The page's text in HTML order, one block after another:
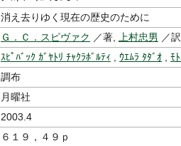
消え去りゆく現在の歴史のために
Ｇ．Ｃ．スピヴァク ／著, 上村忠男 ／
ｽﾋﾟﾊﾞｯｸ ｶﾞﾔﾄﾘ ﾁｬｸﾗﾎﾞﾙﾃｨ ｳｴﾑﾗ ﾀﾀﾞｵ
ﾓ
調布
月曜社
2003.4
６１９，４９ｐ